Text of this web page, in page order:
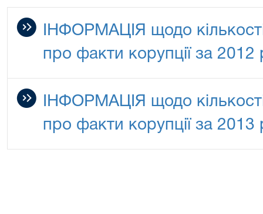
ІНФОРМАЦІЯ щодо
про факти корупції за 2012
ІНФОРМАЦІЯ щодо
про факти корупції за 2013